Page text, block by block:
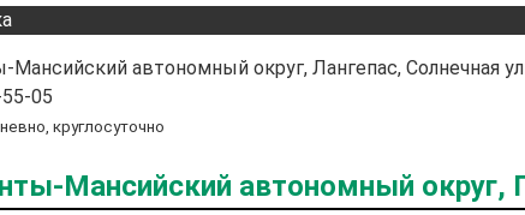
Мансийский автономный округ, Лангепас, Солнечная
05
круглосуточно
Мансийский автономный округ,